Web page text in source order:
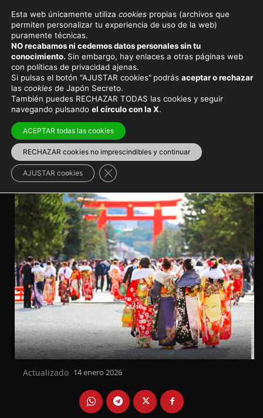
Eventos y festivales en Japón
Seijin No Hi, día de
celebración de la mayoría de
edad en Japón
Llegar a la edad adulta en Japón se celebra con un
ritual tradicional muy vistoso y lleno de significado
Viajar a Japón > Japón en invierno
Actualizado 14 enero 2026
Esta web únicamente utiliza cookies propias (archivos que
permiten personalizar tu experiencia de uso de la web)
puramente técnicas.
NO recabamos ni cedemos datos personales sin tu
conocimiento. Sin embargo, hay enlaces a otras páginas web
con políticas de privacidad ajenas.
Si pulsas el botón "AJUSTAR cookies" podrás aceptar o rechazar
las cookies de Japón Secreto.
También puedes RECHAZAR TODAS las cookies y seguir
navegando pulsando el círculo con la X.
ACEPTAR todas las cookies
RECHAZAR cookies no imprescindibles y continuar
AJUSTAR cookies Cerrar el banner de cookies RGPD